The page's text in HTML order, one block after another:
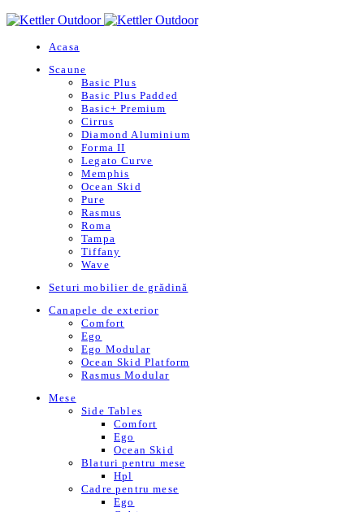
Acasa
Scaune
Basic Plus
Basic Plus Padded
Basic+ Premium
Cirrus
Diamond Aluminium
Forma II
Legato Curve
Memphis
Ocean Skid
Pure
Rasmus
Roma
Tampa
Tiffany
Wave
Seturi mobilier de grădină
Canapele de exterior
Comfort
Ego
Ego Modular
Ocean Skid Platform
Rasmus Modular
Mese
Side Tables
Comfort
Ego
Ocean Skid
Blaturi pentru mese
Hpl
Cadre pentru mese
Ego